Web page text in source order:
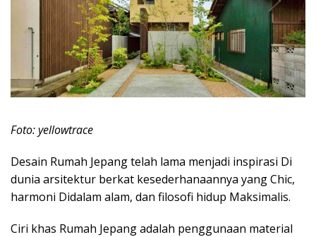
Foto: yellowtrace
Desain Rumah Jepang telah lama menjadi inspirasi Di
dunia arsitektur berkat kesederhanaannya yang Chic,
harmoni Didalam alam, dan filosofi hidup Maksimalis.
Ciri khas Rumah Jepang adalah penggunaan material